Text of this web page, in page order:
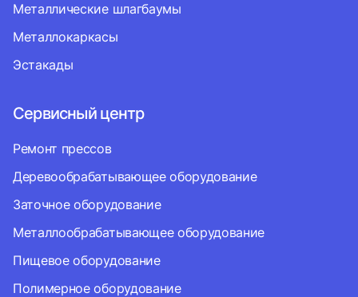
Металлические шлагбаумы
Металлокаркасы
Эстакады
Сервисный центр
Ремонт прессов
Деревообрабатывающее оборудование
Заточное оборудование
Металлообрабатывающее оборудование
Пищевое оборудование
Полимерное оборудование